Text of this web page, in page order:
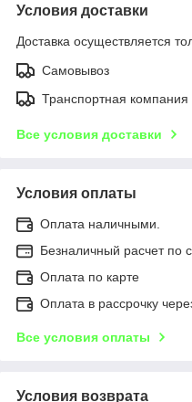
Условия доставки
Доставка осуществляется
Самовывоз
Транспортная компания
Все условия доставки
Условия оплаты
Оплата наличными.
Безналичный расчет по
Оплата по карте
Оплата в рассрочку
Все условия оплаты
Условия возврата